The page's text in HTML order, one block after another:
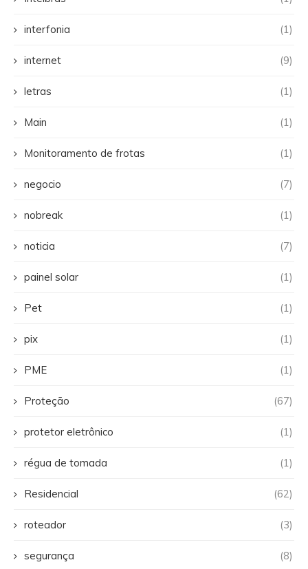
interfonia (1)
internet (9)
letras (1)
Main (1)
Monitoramento de frotas (1)
negocio (7)
nobreak (1)
noticia (7)
painel solar (1)
Pet (1)
pix (1)
PME (1)
Proteção (67)
protetor eletrônico (1)
régua de tomada (1)
Residencial (62)
roteador (3)
segurança (8)